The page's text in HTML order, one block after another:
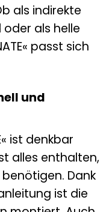
als indirekte
als helle
passt sich
und
ist denkbar
alles enthalten,
Dank
ist die